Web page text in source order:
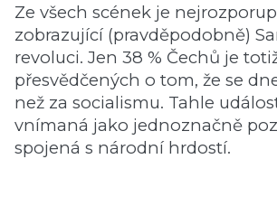
Ze všech scének je
zobrazující (pravděpodobně)
revoluci. Jen 38 % Čechů je
přesvědčených o tom, že se
než za socialismu. Tahle
vnímaná jako jednoznačně
spojená s národní hrdostí.